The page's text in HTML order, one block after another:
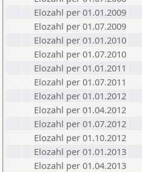
Elozahl per 01.01.2009
Elozahl per 01.07.2009
Elozahl per 01.01.2010
Elozahl per 01.07.2010
Elozahl per 01.01.2011
Elozahl per 01.07.2011
Elozahl per 01.01.2012
Elozahl per 01.04.2012
Elozahl per 01.07.2012
Elozahl per 01.10.2012
Elozahl per 01.01.2013
Elozahl per 01.04.2013